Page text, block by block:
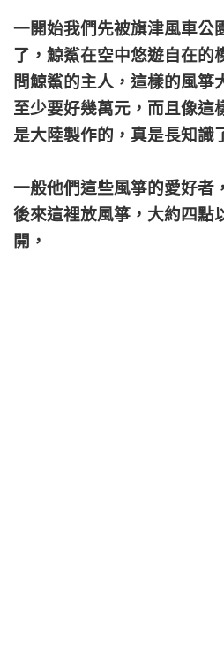
一開始我們先被旗津風車公
了， 鯨鯊在空中悠遊自在的
問鯨鯊的主人，這樣的風箏
至少要好幾萬元，而且像這
是大陸製作的，真是長知識
一般他們這些風箏的愛好者
後來這裡放風箏，大約四點
開，